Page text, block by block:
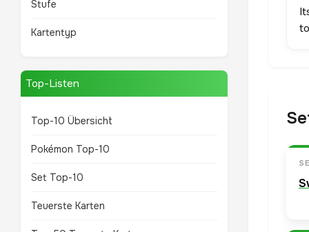
Stufe
Kartentyp
Top-Listen
Top-10 Übersicht
Pokémon Top-10
Set Top-10
Teuerste Karten